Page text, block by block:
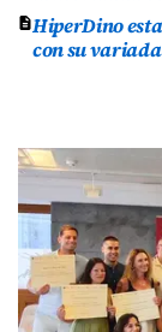
HiperDino
con su